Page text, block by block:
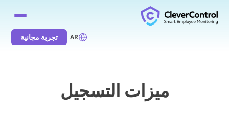
AR تجربة مجانية
ميزات التسجيل